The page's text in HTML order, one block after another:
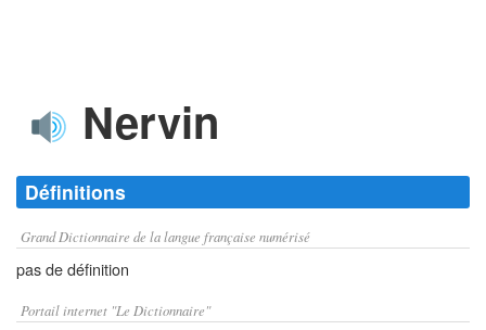
Nervin
Définitions
Grand Dictionnaire de la langue française numérisé
pas de définition
Portail internet "Le Dictionnaire"